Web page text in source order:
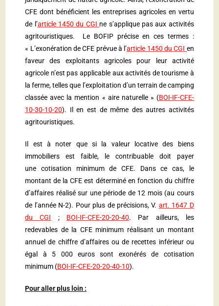
CFE dont bénéficient les entreprises agricoles en vertu
de l’article 1450 du CGI ne s’applique pas aux activités
agritouristiques. Le BOFIP précise en ces termes :
« L’exonération de CFE prévue à l’article 1450 du CGI en
faveur des exploitants agricoles pour leur activité
agricole n’est pas applicable aux activités de tourisme à
la ferme, telles que l’exploitation d’un terrain de camping
classée avec la mention « aire naturelle » (BOI-IF-CFE-
10-30-10-20). Il en est de même des autres activités
agritouristiques.
Il est à noter que si la valeur locative des biens
immobiliers est faible, le contribuable doit payer
une cotisation minimum de CFE. Dans ce cas, le
montant de la CFE est déterminé en fonction du chiffre
d’affaires réalisé sur une période de 12 mois (au cours
de l’année N-2). Pour plus de précisions, V. art. 1647 D
du CGI ; BOI-IF-CFE-20-20-40. Par ailleurs, les
redevables de la CFE minimum réalisant un montant
annuel de chiffre d’affaires ou de recettes inférieur ou
égal à 5 000 euros sont exonérés de cotisation
minimum (BOI-IF-CFE-20-20-40-10).
Pour aller plus loin :